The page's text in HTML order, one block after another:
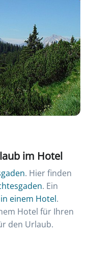
im Hotel
. Hier finden
. Ein
einem Hotel.
Hotel für Ihren
den Urlaub.